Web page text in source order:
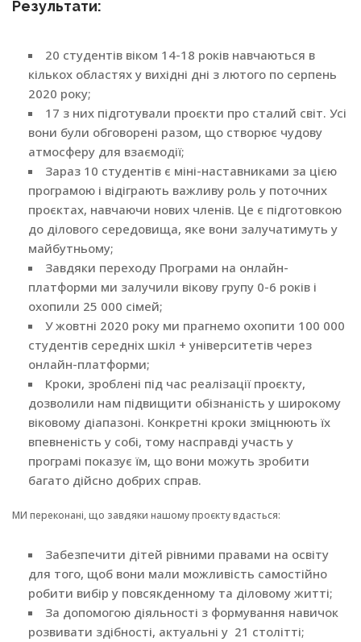
Результати:
20 студентів віком 14-18 років навчаються в
кількох областях у вихідні дні з лютого по серпень
2020 року;
17 з них підготували проєкти про сталий світ. Усі
вони були обговорені разом, що створює чудову
атмосферу для взаємодії;
Зараз 10 студентів є міні-наставниками за цією
програмою і відіграють важливу роль у поточних
проєктах, навчаючи нових членів. Це є підготовкою
до ділового середовища, яке вони залучатимуть у
майбутньому;
Завдяки переходу Програми на онлайн-
платформи ми залучили вікову групу 0-6 років і
охопили 25 000 сімей;
У жовтні 2020 року ми прагнемо охопити 100 000
студентів середніх шкіл + університетів через
онлайн-платформи;
Кроки, зроблені під час реалізації проєкту,
дозволили нам підвищити обізнаність у широкому
віковому діапазоні. Конкретні кроки зміцнюють їх
впевненість у собі, тому насправді участь у
програмі показує їм, що вони можуть зробити
багато дійсно добрих справ.
МИ переконані, що завдяки нашому проєкту вдасться:
Забезпечити дітей рівними правами на освіту
для того, щоб вони мали можливість самостійно
робити вибір у повсякденному та діловому житті;
За допомогою діяльності з формування навичок
розвивати здібності, актуальні у 21 столітті;